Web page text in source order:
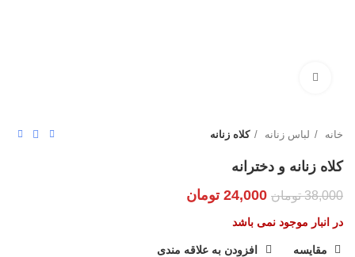
خانه لباس زنانه کلاه زنانه
کلاه زنانه و دخترانه
38,000 تومان 24,000 تومان
در انبار موجود نمی باشد
مقایسه افزودن به علاقه مندی